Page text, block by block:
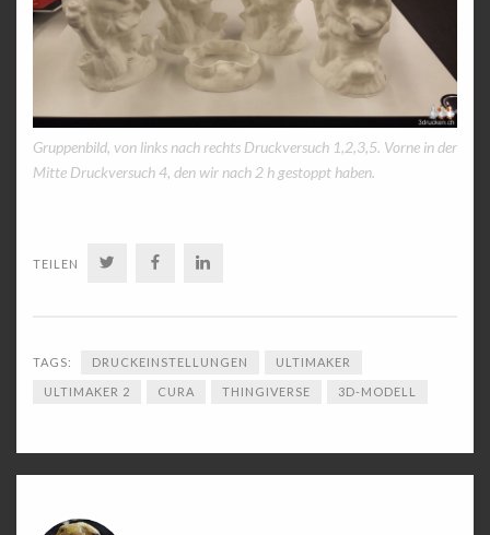
Gruppenbild, von links nach rechts Druckversuch 1,2,3,5. Vorne in der
Mitte Druckversuch 4, den wir nach 2 h gestoppt haben.
TEILEN TWITTERFACEBOOK
TAGS: DRUCKEINSTELLUNGEN ULTIMAKER
ULTIMAKER 2 CURA THINGIVERSE 3D-MODELL